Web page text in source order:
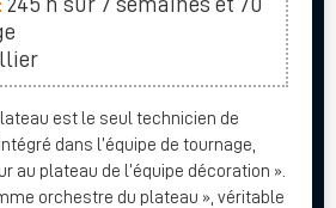
est le seul technicien de
dans l’équipe de tournage,
au plateau de l’équipe décoration ».
orchestre du plateau », véritable